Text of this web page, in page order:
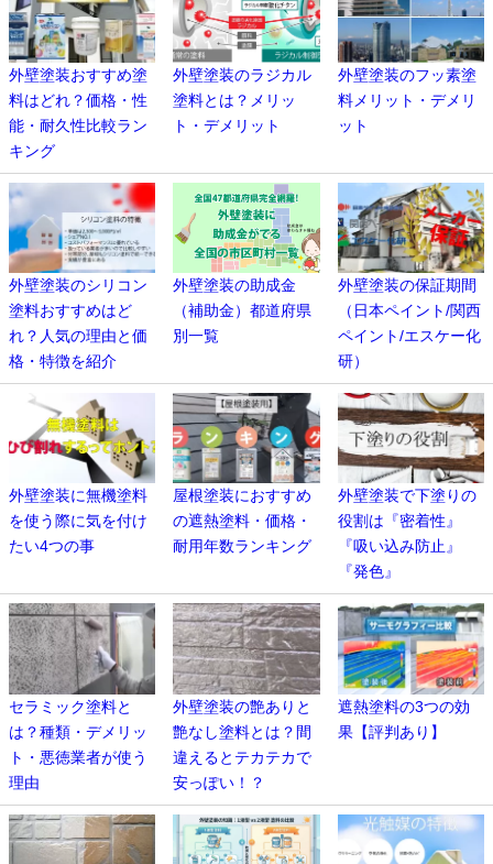
外壁塗装おすすめ塗
料はどれ？価格・性
能・耐久性比較ラン
キング
外壁塗装のラジカル
塗料とは？メリッ
ト・デメリット
外壁塗装のフッ素塗
料メリット・デメリ
ット
外壁塗装のシリコン
塗料おすすめはど
れ？人気の理由と価
格・特徴を紹介
外壁塗装の助成金
（補助金）都道府県
別一覧
外壁塗装の保証期間
（日本ペイント/関西
ペイント/エスケー化
研）
外壁塗装に無機塗料
を使う際に気を付け
たい4つの事
屋根塗装におすすめ
の遮熱塗料・価格・
耐用年数ランキング
外壁塗装で下塗りの
役割は『密着性』
『吸い込み防止』
『発色』
セラミック塗料と
は？種類・デメリッ
ト・悪徳業者が使う
理由
外壁塗装の艶ありと
艶なし塗料とは？間
違えるとテカテカで
安っぽい！？
遮熱塗料の3つの効
果【評判あり】